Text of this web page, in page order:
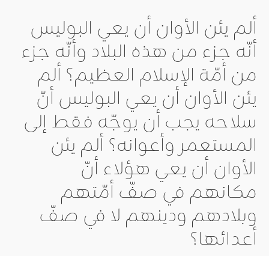
ألم يئن الأوان أن يعي البوليس
أنّه جزء من هذه البلاد وأنّه جزء
من أمّة الإسلام العظيم؟ ألم
يئن الأوان أن يعي البوليس أنّ
سلاحه يجب أن يوجّه فقط إلى
المستعمر وأعوانه؟ ألم يئن
الأوان أن يعي هؤلاء أنّ
مكانهم في صفّ أمّتهم
وبلادهم ودينهم لا في صفّ
أعدائها؟